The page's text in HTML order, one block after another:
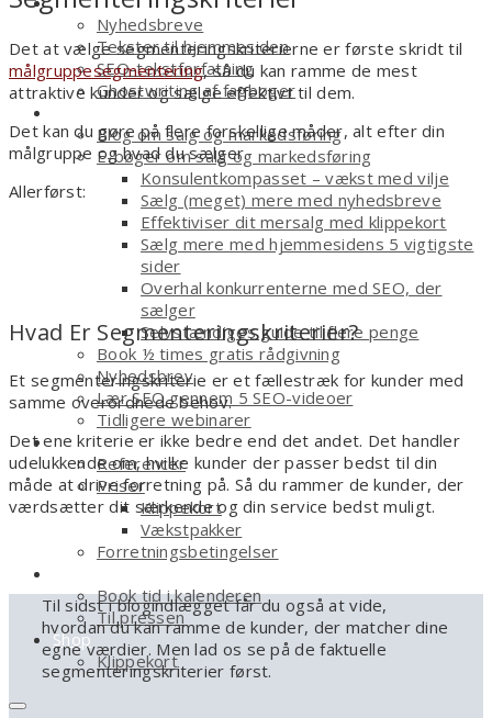
Nyhedsbreve
Tekster til hjemmesiden
SEO-tekstforfatning
Ghostwriting af fagbøger
Blog om salg og markedsføring
E-bøger om salg og markedsføring
Konsulentkompasset – vækst med vilje
Sælg (meget) mere med nyhedsbreve
Effektiviser dit mersalg med klippekort
Sælg mere med hjemmesidens 5 vigtigste
sider
Overhal konkurrenterne med SEO, der
sælger
Selvstændiges guide til flere penge
Book ½ times gratis rådgivning
Nyhedsbrev
Lær SEO gennem 5 SEO-videoer
Tidligere webinarer
Om
Referencer
Priser
Klippekort
Vækstpakker
Forretningsbetingelser
Book tid i kalenderen
Til pressen
Shop
Klippekort
Det at vælge segmenteringskriterierne er første skridt til
målgruppesegmentering, så du kan ramme de mest
attraktive kunder og sælge effektivt til dem.
Det kan du gøre på flere forskellige måder, alt efter din
målgruppe og hvad du sælger.
Allerførst:
Hvad Er Segmenteringskriterier?
Et segmenteringskriterie er et fællestræk for kunder med
samme overordnede behov.
Det ene kriterie er ikke bedre end det andet. Det handler
udelukkende om, hvilke kunder der passer bedst til din
måde at drive forretning på. Så du rammer de kunder, der
værdsætter dit særkende og din service bedst muligt.
Til sidst i blogindlægget får du også at vide,
hvordan du kan ramme de kunder, der matcher dine
egne værdier. Men lad os se på de faktuelle
segmenteringskriterier først.